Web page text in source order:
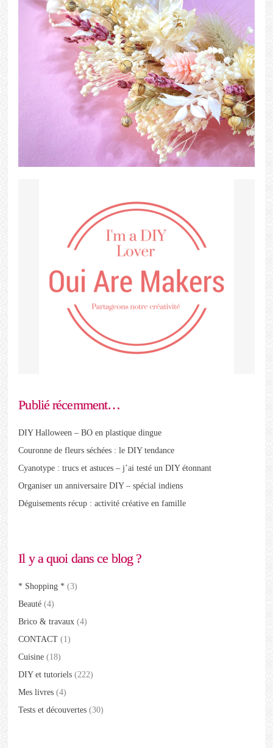
Publié récemment…
DIY Halloween – BO en plastique dingue
Couronne de fleurs séchées : le DIY tendance
Cyanotype : trucs et astuces – j’ai testé un DIY étonnant
Organiser un anniversaire DIY – spécial indiens
Déguisements récup : activité créative en famille
Il y a quoi dans ce blog ?
* Shopping * (3)
Beauté (4)
Brico & travaux (4)
CONTACT (1)
Cuisine (18)
DIY et tutoriels (222)
Mes livres (4)
Tests et découvertes (30)